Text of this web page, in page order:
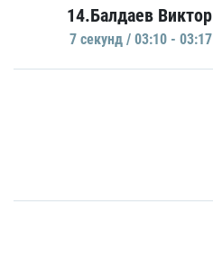
14.Балдаев Виктор
7 секунд / 03:10 - 03:17